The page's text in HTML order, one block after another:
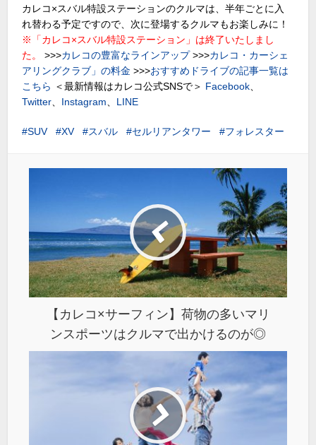
カレコ×スバル特設ステーションのクルマは、半年ごとに入
れ替わる予定ですので、次に登場するクルマもお楽しみに！
※「カレコ×スバル特設ステーション」は終了いたしまし
た。
>>>カレコの豊富なラインアップ>>>カレコ・カーシェ
アリングクラブ」の料金 >>>おすすめドライブの記事一覧は
こちら ＜最新情報はカレコ公式SNSで＞ Facebook
Twitter
Instagram LINE
SUV XV スバル セルリアンタワー フォレスター
【カレコ×サーフィン】荷物の多いマリ
ンスポーツはクルマで出かけるのが◎